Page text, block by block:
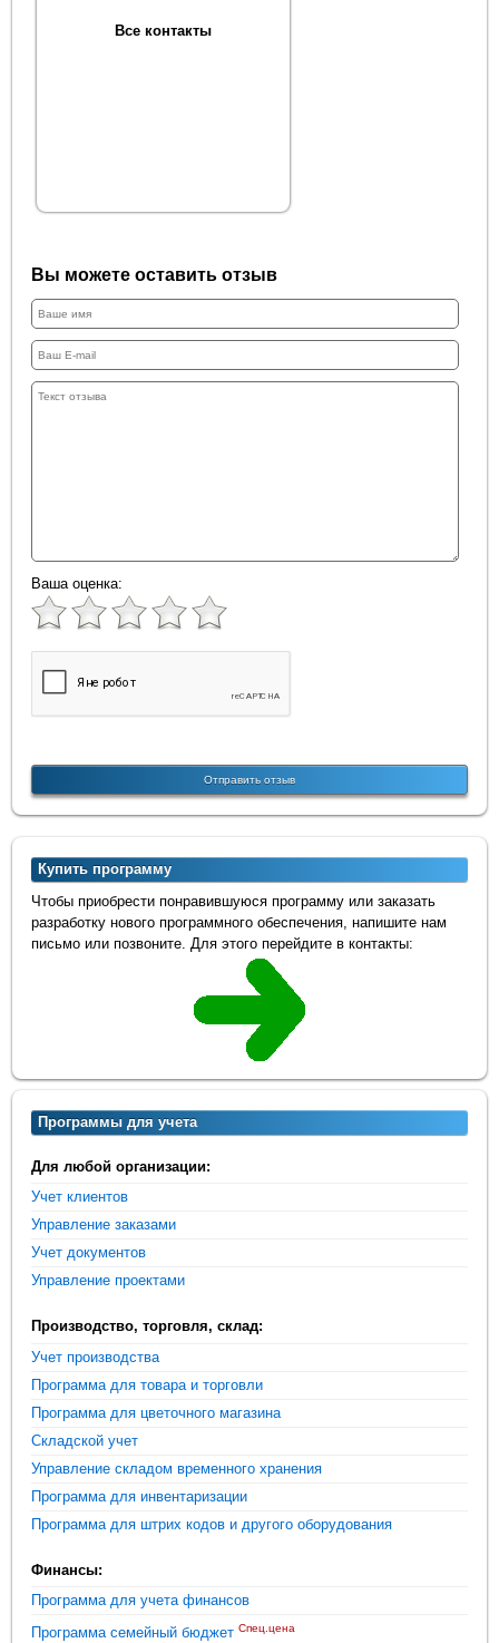
Все контакты
Вы можете оставить отзыв
Ваша оценка:
Купить программу
Чтобы приобрести понравившуюся программу или заказать
разработку нового программного обеспечения, напишите нам
письмо или позвоните. Для этого перейдите в контакты:
Программы для учета
Для любой организации:
Учет клиентов
Управление заказами
Учет документов
Управление проектами
Производство, торговля, склад:
Учет производства
Программа для товара и торговли
Программа для цветочного магазина
Складской учет
Управление складом временного хранения
Программа для инвентаризации
Программа для штрих кодов и другого оборудования
Финансы:
Программа для учета финансов
Программа семейный бюджет Спец.цена